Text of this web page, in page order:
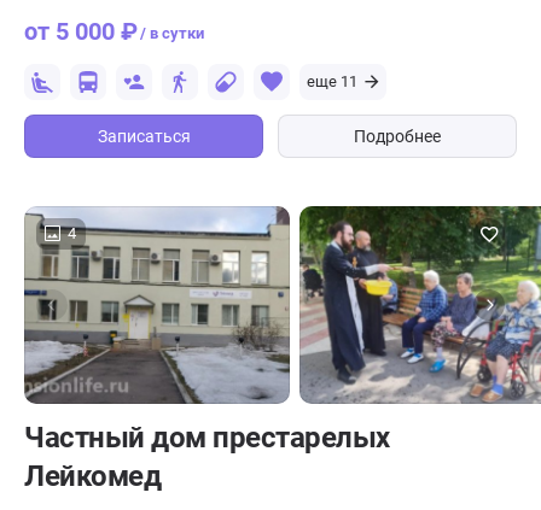
от 5 000 ₽/ в сутки
еще 11
Записаться Подробнее
4
Частный дом престарелых
Лейкомед